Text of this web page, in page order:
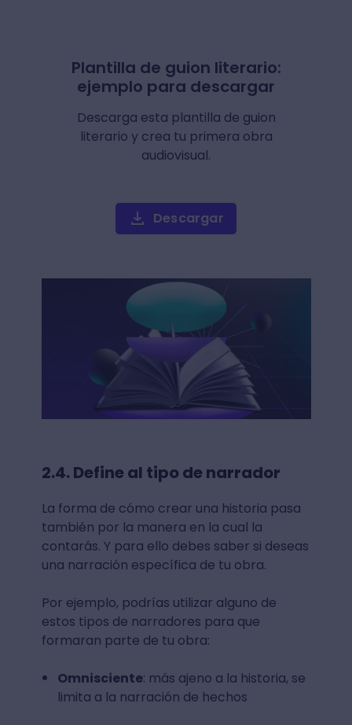
Plantilla de guion literario:
ejemplo para descargar
Descarga esta plantilla de guion
literario y crea tu primera obra
audiovisual.
Descargar
2.4. Define al tipo de narrador
La forma de cómo crear una historia pasa
también por la manera en la cual la
contarás. Y para ello debes saber si deseas
una narración específica de tu obra.
Por ejemplo, podrías utilizar alguno de
estos tipos de narradores para que
formaran parte de tu obra:
Omnisciente: más ajeno a la historia, se
limita a la narración de hechos